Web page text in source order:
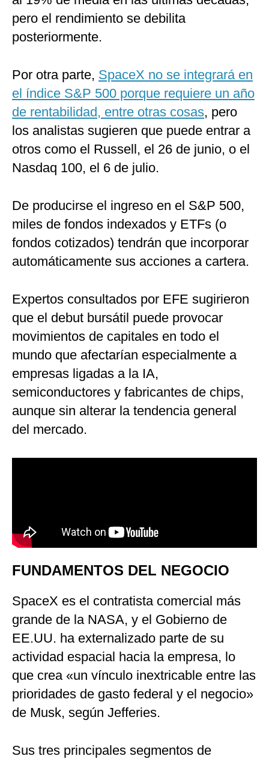
pero el rendimiento se debilita
posteriormente.
Por otra parte, SpaceX no se integrará en
el índice S&P 500 porque requiere un año
de rentabilidad, entre otras cosas, pero
los analistas sugieren que puede entrar a
otros como el Russell, el 26 de junio, o el
Nasdaq 100, el 6 de julio.
De producirse el ingreso en el S&P 500,
miles de fondos indexados y ETFs (o
fondos cotizados) tendrán que incorporar
automáticamente sus acciones a cartera.
Expertos consultados por EFE sugirieron
que el debut bursátil puede provocar
movimientos de capitales en todo el
mundo que afectarían especialmente a
empresas ligadas a la IA,
semiconductores y fabricantes de chips,
aunque sin alterar la tendencia general
del mercado.
FUNDAMENTOS DEL NEGOCIO
SpaceX es el contratista comercial más
grande de la NASA, y el Gobierno de
EE.UU. ha externalizado parte de su
actividad espacial hacia la empresa, lo
que crea «un vínculo inextricable entre las
prioridades de gasto federal y el negocio»
de Musk, según Jefferies.
Sus tres principales segmentos de